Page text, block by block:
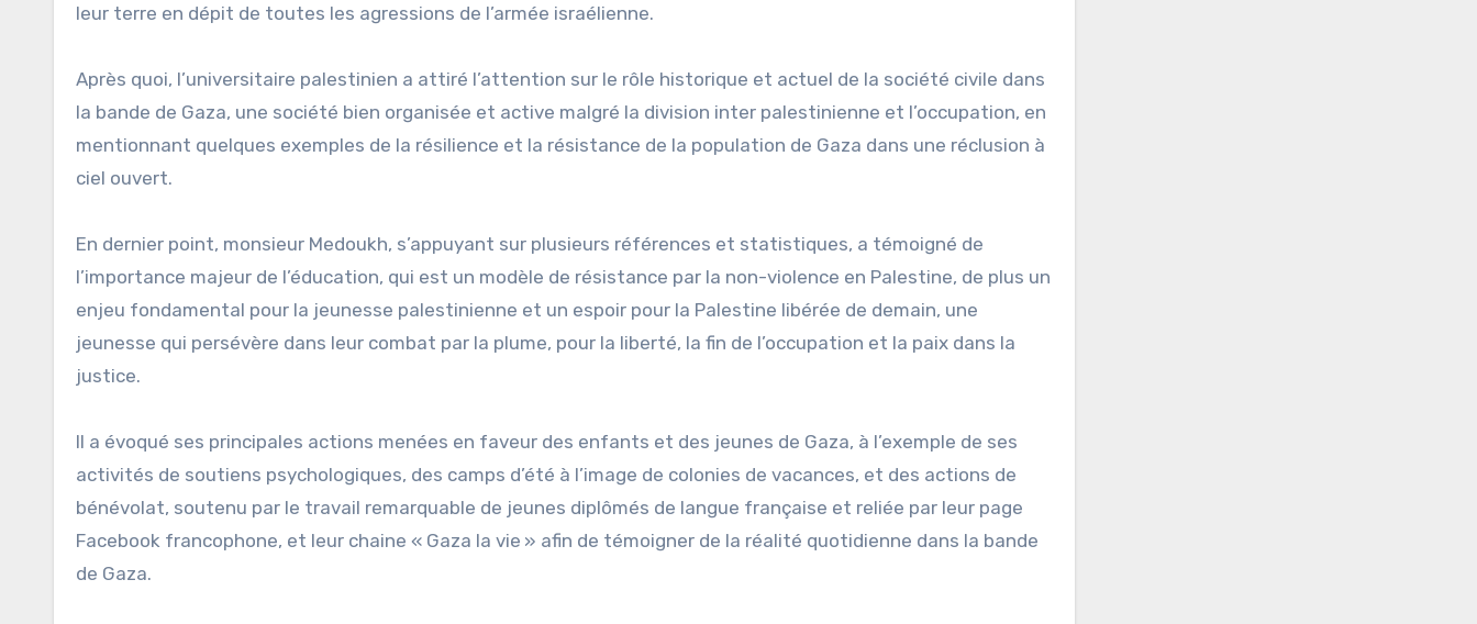
leur terre en dépit de toutes les agressions de l’armée israélienne.
Après quoi, l’universitaire palestinien a attiré l’attention sur le rôle historique et actuel de la société civile dans
la bande de Gaza, une société bien organisée et active malgré la division inter palestinienne et l’occupation, en
mentionnant quelques exemples de la résilience et la résistance de la population de Gaza dans une réclusion à
ciel ouvert.
En dernier point, monsieur Medoukh, s’appuyant sur plusieurs références et statistiques, a témoigné de
l’importance majeur de l’éducation, qui est un modèle de résistance par la non-violence en Palestine, de plus un
enjeu fondamental pour la jeunesse palestinienne et un espoir pour la Palestine libérée de demain, une
jeunesse qui persévère dans leur combat par la plume, pour la liberté, la fin de l’occupation et la paix dans la
justice.
Il a évoqué ses principales actions menées en faveur des enfants et des jeunes de Gaza, à l’exemple de ses
activités de soutiens psychologiques, des camps d’été à l’image de colonies de vacances, et des actions de
bénévolat, soutenu par le travail remarquable de jeunes diplômés de langue française et reliée par leur page
Facebook francophone, et leur chaine « Gaza la vie » afin de témoigner de la réalité quotidienne dans la bande
de Gaza.